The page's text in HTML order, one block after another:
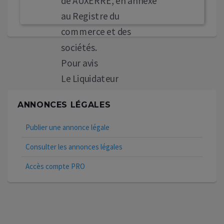
au Registre du
commerce et des
sociétés.
Pour avis
Le Liquidateur
ANNONCES LÉGALES
Publier une annonce légale
Consulter les annonces légales
Accès compte PRO